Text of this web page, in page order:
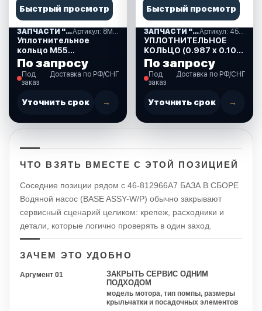
Быстрый просмотр
ЗАПЧАСТИ "MERCURY-55" США (08)
Уплотнительное
кольцо М55
(8M0142854)
По запросу
Под
заказ
Доставка по РФ/СНГ
Уточнить срок →
Быстрый просмотр
ЗАПЧАСТИ "MERCURY-55" США (08) Артикул: 45258
УПЛОТНИТЕЛЬНОЕ
КОЛЬЦО (0.987 x 0.103)
45258
По запросу
Под
заказ
Доставка по РФ/СНГ
Уточнить срок →
ЧТО ВЗЯТЬ ВМЕСТЕ С ЭТОЙ ПОЗИЦИЕЙ
Соседние позиции рядом с 46-812966А7 БАЗА В СБОРЕ
Водяной насос (BASE ASSY-W/P) обычно закрывают
сервисный сценарий целиком: крепеж, расходники и
детали, которые логично проверять в один заход.
ЗАЧЕМ ЭТО УДОБНО
Аргумент 01
ЗАКРЫТЬ СЕРВИС ОДНИМ
ПОДХОДОМ
модель мотора, тип помпы, размеры
крыльчатки и посадочных элементов